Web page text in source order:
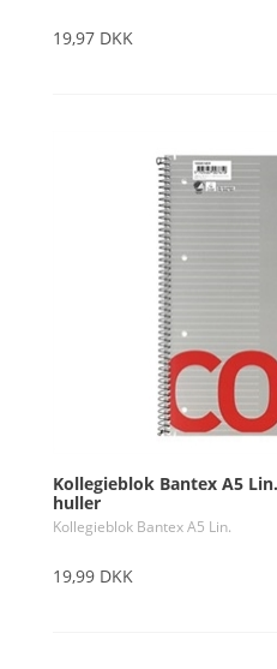
19,97 DKK
Kollegieblok Bantex A5
huller
Kollegieblok Bantex A5 Lin.
19,99 DKK